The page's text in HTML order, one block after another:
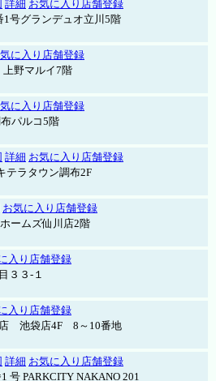
詳細 お気に入り店舗登録
号グランデュオ立川5階
に入り店舗登録
野マルイ7階
に入り店舗登録
パルコ5階
詳細 お気に入り店舗登録
ラタウン調布2F
お気に入り店舗登録
ームズ仙川店2階
入り店舗登録
３３-１
入り店舗登録
店 池袋店4F 8～10番地
詳細 お気に入り店舗登録
号 PARKCITY NAKANO 201